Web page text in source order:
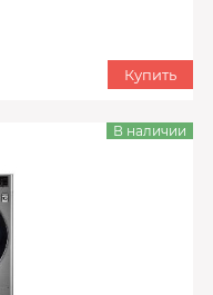
Купить
В наличии